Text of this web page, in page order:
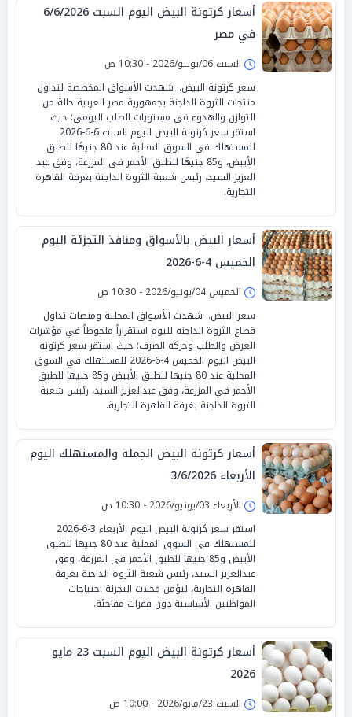
أسعار كرتونة البيض اليوم السبت 6/6/2026
في مصر
السبت 06/يونيو/2026 - 10:30 ص
سعر كرتونة البيض.. شهدت الأسواق المخصصة لتداول
منتجات الثروة الداجنة بجمهورية مصر العربية حالة من
التوازن والهدوء في مستويات الطلب اليومي؛ حيث
استقر سعر كرتونة البيض اليوم السبت 6-6-2026
للمستهلك فى السوق المحلية عند 80 جنيهًا للطبق
الأبيض، و85 جنيهًا للطبق الأحمر فى المزرعة، وفق عبد
العزيز السيد، رئيس شعبة الثروة الداجنة بغرفة القاهرة
التجارية.
أسعار البيض بالأسواق ومنافذ التجزئة اليوم
الخميس 4-6-2026
الخميس 04/يونيو/2026 - 10:30 ص
سعر البيض.. شهدت الأسواق المحلية ومنصات تداول
قطاع الثروة الداجنة لليوم استقراراً ملحوظاً في مؤشرات
العرض والطلب وحركة الصرف؛ حيث استقر سعر كرتونة
البيض اليوم الخميس 4-6-2026 للمستهلك في السوق
المحلية عند 80 جنيها للطبق الأبيض و85 جنيها للطبق
الأحمر في المزرعة، وفق عبدالعزيز السيد، رئيس شعبة
الثروة الداجنة بغرفة القاهرة التجارية.
أسعار كرتونة البيض الجملة والمستهلك اليوم
الأربعاء 3/6/2026
الأربعاء 03/يونيو/2026 - 10:30 ص
استقر سعر كرتونة البيض اليوم الأربعاء 3-6-2026
للمستهلك فى السوق المحلية عند 80 جنيها للطبق
الأبيض و85 جنيها للطبق الأحمر فى المزرعة، وفق
عبدالعزيز السيد، رئيس شعبة الثروة الداجنة بغرفة
القاهرة التجارية، لتؤمن محلات التجزئة احتياجات
المواطنين الأساسية دون قفزات مفاجئة.
أسعار كرتونة البيض اليوم السبت 23 مايو
2026
السبت 23/مايو/2026 - 10:00 ص